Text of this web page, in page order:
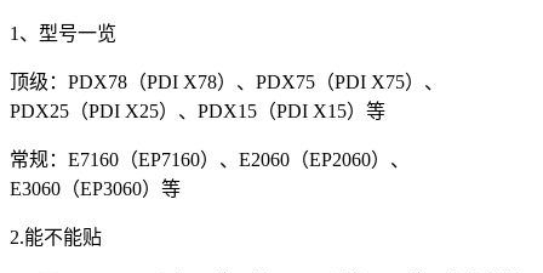
1、型号一览
顶级：PDX78（PDI X78）、PDX75（PDI X75）、
PDX25（PDI X25）、PDX15（PDI X15）等
常规：E7160（EP7160）、E2060（EP2060）、
E3060（EP3060）等
2.能不能贴